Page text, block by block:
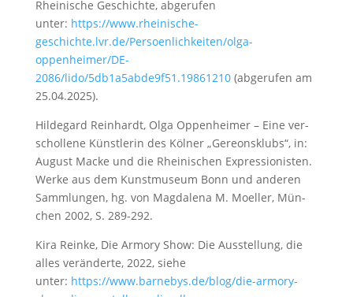
Rheinische Geschichte, abgerufen
unter: https://www.rheinische-
geschichte.lvr.de/Persoenlichkeiten/olga-
oppenheimer/DE-
2086/lido/5db1a5abde9f51.19861210(abgerufen am
25.04.2025).
Hil­de­gard Rein­hardt, Ol­ga Op­pen­hei­mer – Ei­ne ver­
schol­le­ne Künst­le­rin des Köl­ner „Ge­re­ons­klub­s“, in:
Au­gust Ma­cke und die Rhei­ni­schen Ex­pres­sio­nis­ten.
Wer­ke aus dem Kunst­mu­se­um Bonn und an­de­ren
Samm­lun­gen, hg. von Mag­da­le­na M. Mo­el­ler, Mün­
chen 2002, S. 289-292.
Kira Reinke, Die Armory Show: Die Ausstellung, die
alles veränderte, 2022, siehe
unter: https://www.barnebys.de/blog/die-armory-